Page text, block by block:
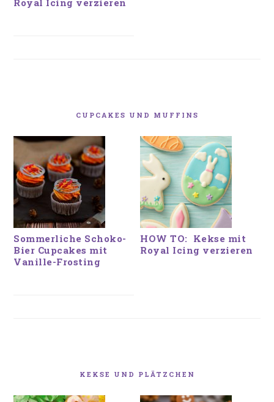
CUPCAKES UND MUFFINS
Sommerliche Schoko-
Bier Cupcakes mit
Vanille-Frosting
HOW TO: Kekse mit
Royal Icing verzieren
KEKSE UND PLÄTZCHEN